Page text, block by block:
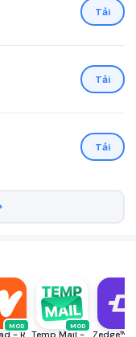
Tải
Tải
Tải
MOD
Wattpad - Read & Write Stories
MOD
Temp Mail - Temporary Email